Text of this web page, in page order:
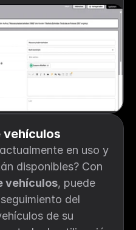
vehículos
en uso y
disponibles? Con
vehículos, puede
del
de su